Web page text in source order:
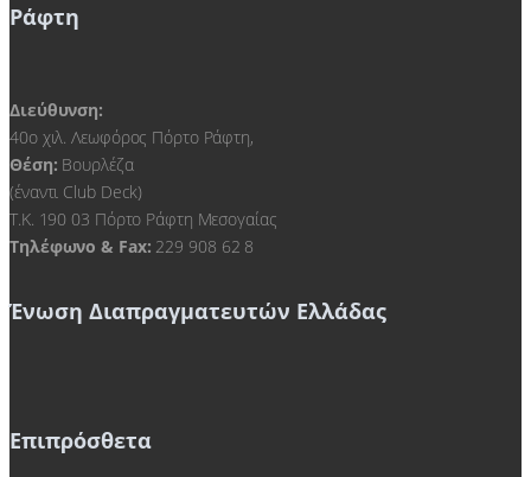
Ράφτη
Διεύθυνση:
40ο χιλ. Λεωφόρος Πόρτο Ράφτη,
Θέση: Βουρλέζα
(έναντι Club Deck)
Τ.Κ. 190 03 Πόρτο Ράφτη Μεσογαίας
Τηλέφωνο & Fax: 229 908 62 8
Ένωση Διαπραγματευτών Ελλάδας
Επιπρόσθετα